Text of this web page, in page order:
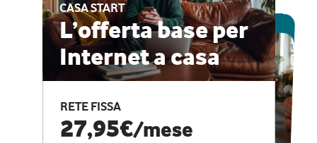
CASA START
L’offerta base per
Internet a casa
RETE FISSA
27,95€/mese
ESCLUSIVA ONLINE
CASA PRO
Internet veloce e
vantaggi speciali